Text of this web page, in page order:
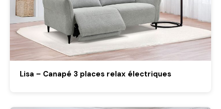
Lisa – Canapé 3 places relax électriques